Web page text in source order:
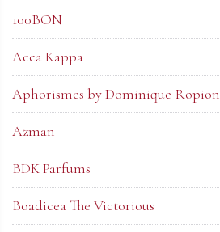
100BON
Acca Kappa
Aphorismes by Dominique Ropion
Azman
BDK Parfums
Boadicea The Victorious